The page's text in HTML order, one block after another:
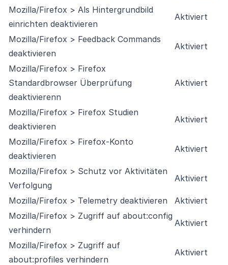
Mozilla/Firefox > Als Hintergrundbild
einrichten deaktivieren
Aktiviert
Mozilla/Firefox > Feedback Commands
deaktivieren
Aktiviert
Mozilla/Firefox > Firefox
Standardbrowser Überprüfung
deaktivierenn
Aktiviert
Mozilla/Firefox > Firefox Studien
deaktivieren
Aktiviert
Mozilla/Firefox > Firefox-Konto
deaktivieren
Aktiviert
Mozilla/Firefox > Schutz vor Aktivitäten
Verfolgung
Aktiviert
Mozilla/Firefox > Telemetry deaktivieren
Aktiviert
Mozilla/Firefox > Zugriff auf about:config
verhindern
Aktiviert
Mozilla/Firefox > Zugriff auf
about:profiles verhindern
Aktiviert